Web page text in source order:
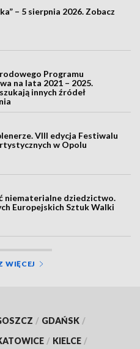
– 5 sierpnia 2026. Zobacz
Programu
na lata 2021 – 2025.
innych źródeł
VIII edycja Festiwalu
w Opolu
niematerialne dziedzictwo.
Europejskich Sztuk Walki
WIĘCEJ
/ GDAŃSK /
/ KIELCE /